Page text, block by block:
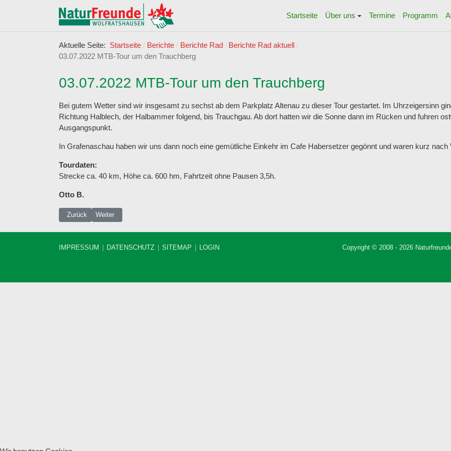
Startseite Über uns Termine Programm
Aktuelle Seite: Startseite Berichte Berichte Rad
Berichte Rad aktuell
03.07.2022 MTB-Tour um den Trauchberg
03.07.2022 MTB-Tour um den Trauchberg
Bei gutem Wetter sind wir insgesamt zu sechst ab dem Parkplatz Altenau zu dieser Tour gestartet. Im Uhrzeigersinn
Richtung Halblech, der Halbammer folgend, bis Trauchgau. Ab dort hatten wir die Sonne dann im Rücken und fuhren
Ausgangspunkt.
In Grafenaschau haben wir uns dann noch eine gemütliche Einkehr im Cafe Habersetzer gegönnt und waren kurz
Tourdaten:
Strecke ca. 40 km, Höhe ca. 600 hm, Fahrtzeit ohne Pausen 3,5h.
Otto B.
Vorheriger Beitrag: 17.07.2022 Radtour zum Starnberger See
Zurück Nächster Beitrag: 19.06.2022 Radtour in die Ramsau
Weiter
IMPRESSUM DATENSCHUTZ SITEMAP LOGIN Copyright © 2008 - 2026